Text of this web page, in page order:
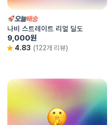
나비 스트레이트 리얼 딜도
9,000원
4.83 (122개 리뷰)